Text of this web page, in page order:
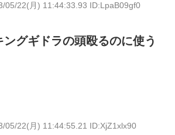
05/22(月) 11:44:33.93 ID:LpaB09gf0
ングギドラの頭殴るのに使う
05/22(月) 11:44:55.21 ID:XjZ1xlx90